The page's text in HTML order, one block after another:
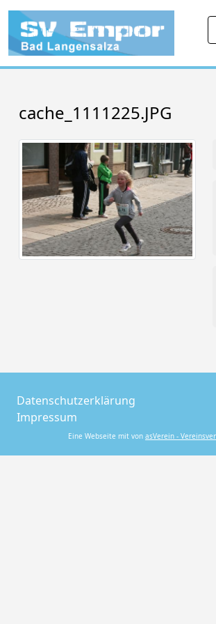
cache_1111225.JPG
Datenschutzerklärung
Impressum
Eine Webseite mit von asVerein -